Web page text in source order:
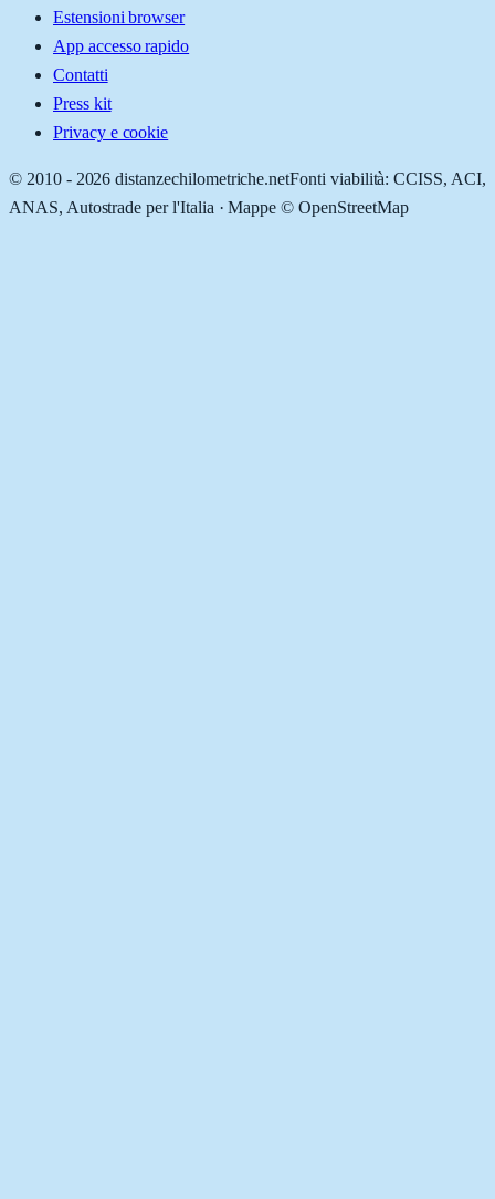
Estensioni browser
App accesso rapido
Contatti
Press kit
Privacy e cookie
© 2010 - 2026 distanzechilometriche.netFonti viabilità: CCISS, ACI,
ANAS, Autostrade per l'Italia · Mappe © OpenStreetMap